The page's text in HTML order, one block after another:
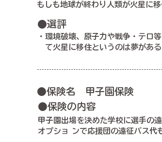
もしも地球が終わり人類が火星に
●選評
・環境破壊、原子力や戦争・テロ
て火星に移住というのは夢がある
●保険名 甲子園保険
●保険の内容
甲子園出場を決めた学校に選手の
オプショ ンで応援団の遠征バス代